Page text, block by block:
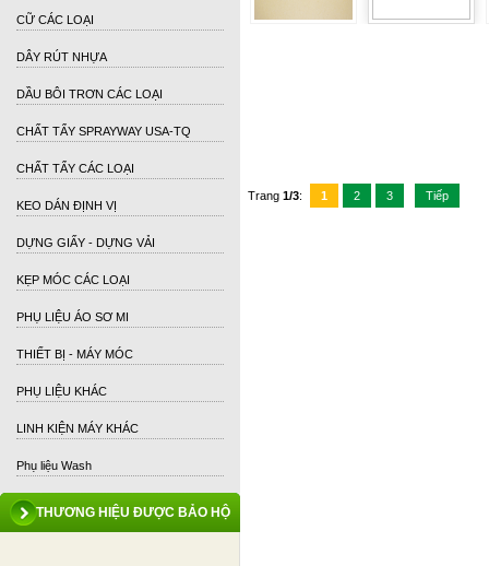
CỮ CÁC LOẠI
DÂY RÚT NHỰA
DẦU BÔI TRƠN CÁC LOẠI
CHẤT TẨY SPRAYWAY USA-TQ
CHẤT TẨY CÁC LOẠI
KEO DÁN ĐỊNH VỊ
DỰNG GIẤY - DỰNG VẢI
KẸP MÓC CÁC LOẠI
PHỤ LIỆU ÁO SƠ MI
THIẾT BỊ - MÁY MÓC
PHỤ LIỆU KHÁC
LINH KIỆN MÁY KHÁC
Phụ liệu Wash
Trang 1/3: 1 2 3 Tiếp
THƯƠNG HIỆU ĐƯỢC BẢO HỘ